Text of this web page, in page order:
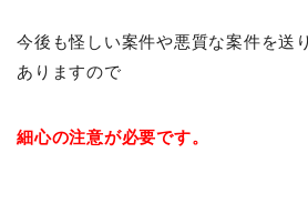
今後も怪しい案件や悪質な案件を送
ありますので
細心の注意が必要です。